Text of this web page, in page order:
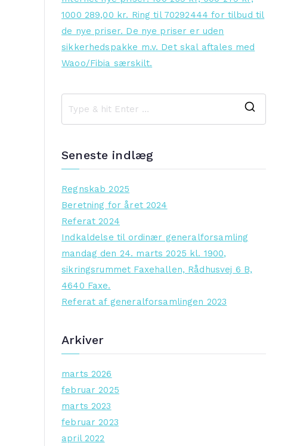
1000 289,00 kr. Ring til 70292444 for tilbud til
de nye priser. De nye priser er uden
sikkerhedspakke m.v. Det skal aftales med
Waoo/Fibia særskilt.
Seneste indlæg
Regnskab 2025
Beretning for året 2024
Referat 2024
Indkaldelse til ordinær generalforsamling
mandag den 24. marts 2025 kl. 1900,
sikringsrummet Faxehallen, Rådhusvej 6 B,
4640 Faxe.
Referat af generalforsamlingen 2023
Arkiver
marts 2026
februar 2025
marts 2023
februar 2023
april 2022